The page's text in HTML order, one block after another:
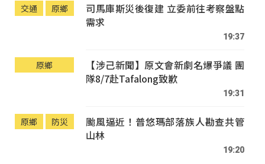
交通 原鄉
司馬庫斯災後復建 立委前往考察盤點
需求
19:37
原鄉
【涉己新聞】原文會新劇名爆爭議 團
隊8/7赴Tafalong致歉
19:31
原鄉 防災
颱風逼近！普悠瑪部落族人勘查共管
山林
19:20